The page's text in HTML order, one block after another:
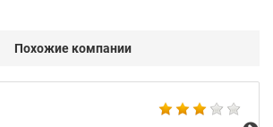
Похожие компании